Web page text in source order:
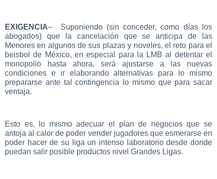
EXIGENCIA– Suponiendo (sin conceder, como días los
abogados) que la cancelación que se anticipa de las
Menores en algunos de sus plazas y noveles, el reto para el
beisbol de México, en especial para la LMB al detentar el
monopolio hasta ahora, será ajustarse a las nuevas
condiciones e ir elaborando alternativas para lo mismo
prepararse ante tal contingencia lo mismo que para sacar
ventaja.
Esto es, lo mismo adecuar el plan de negocios que se
antoja al calor de poder vender jugadores que esmerarse en
poder hacer de su liga un intenso laboratorio desde donde
puedan salir posible productos nivel Grandes Ligas.